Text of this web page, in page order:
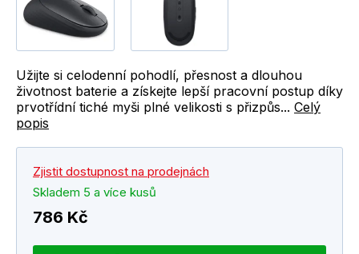
Užijte si celodenní pohodlí, přesnost a dlouhou
životnost baterie a získejte lepší pracovní postup díky
prvotřídní tiché myši plné velikosti s přizpůs... Celý
popis
Zjistit dostupnost na prodejnách
Skladem 5 a více kusů
786 Kč